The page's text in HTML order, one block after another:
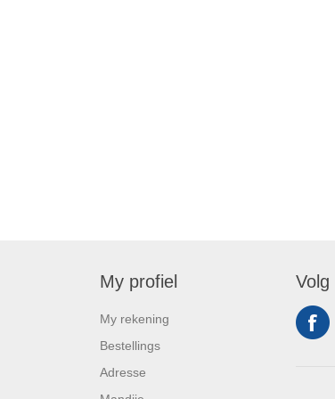
My profiel
My rekening
Bestellings
Adresse
Volg